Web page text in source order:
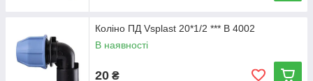
Коліно ПД Vsplast 20*1/2 *** В 4002
В наявності
20 ₴